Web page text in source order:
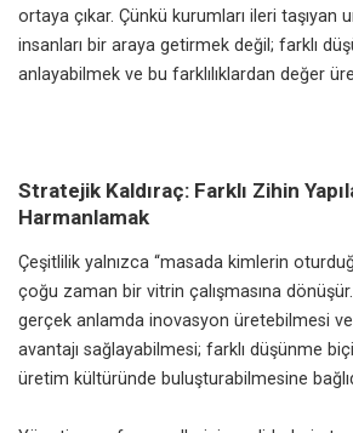
ortaya çıkar. Çünkü kurumları ileri taşıyan
insanları bir araya getirmek değil; farklı
anlayabilmek ve bu farklılıklardan değer
Stratejik Kaldıraç: Farklı Zihin
Harmanlamak
Çeşitlilik yalnızca “masada kimlerin
çoğu zaman bir vitrin çalışmasına
gerçek anlamda inovasyon üretebilmesi
avantajı sağlayabilmesi; farklı düşünme
üretim kültüründe buluşturabilmesine